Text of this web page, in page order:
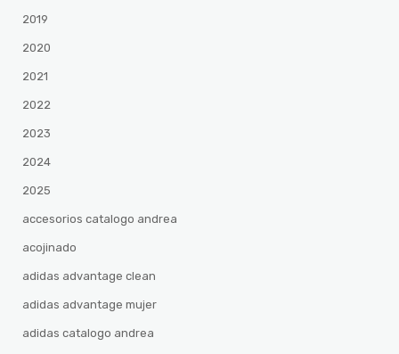
2019
2020
2021
2022
2023
2024
2025
accesorios catalogo andrea
acojinado
adidas advantage clean
adidas advantage mujer
adidas catalogo andrea